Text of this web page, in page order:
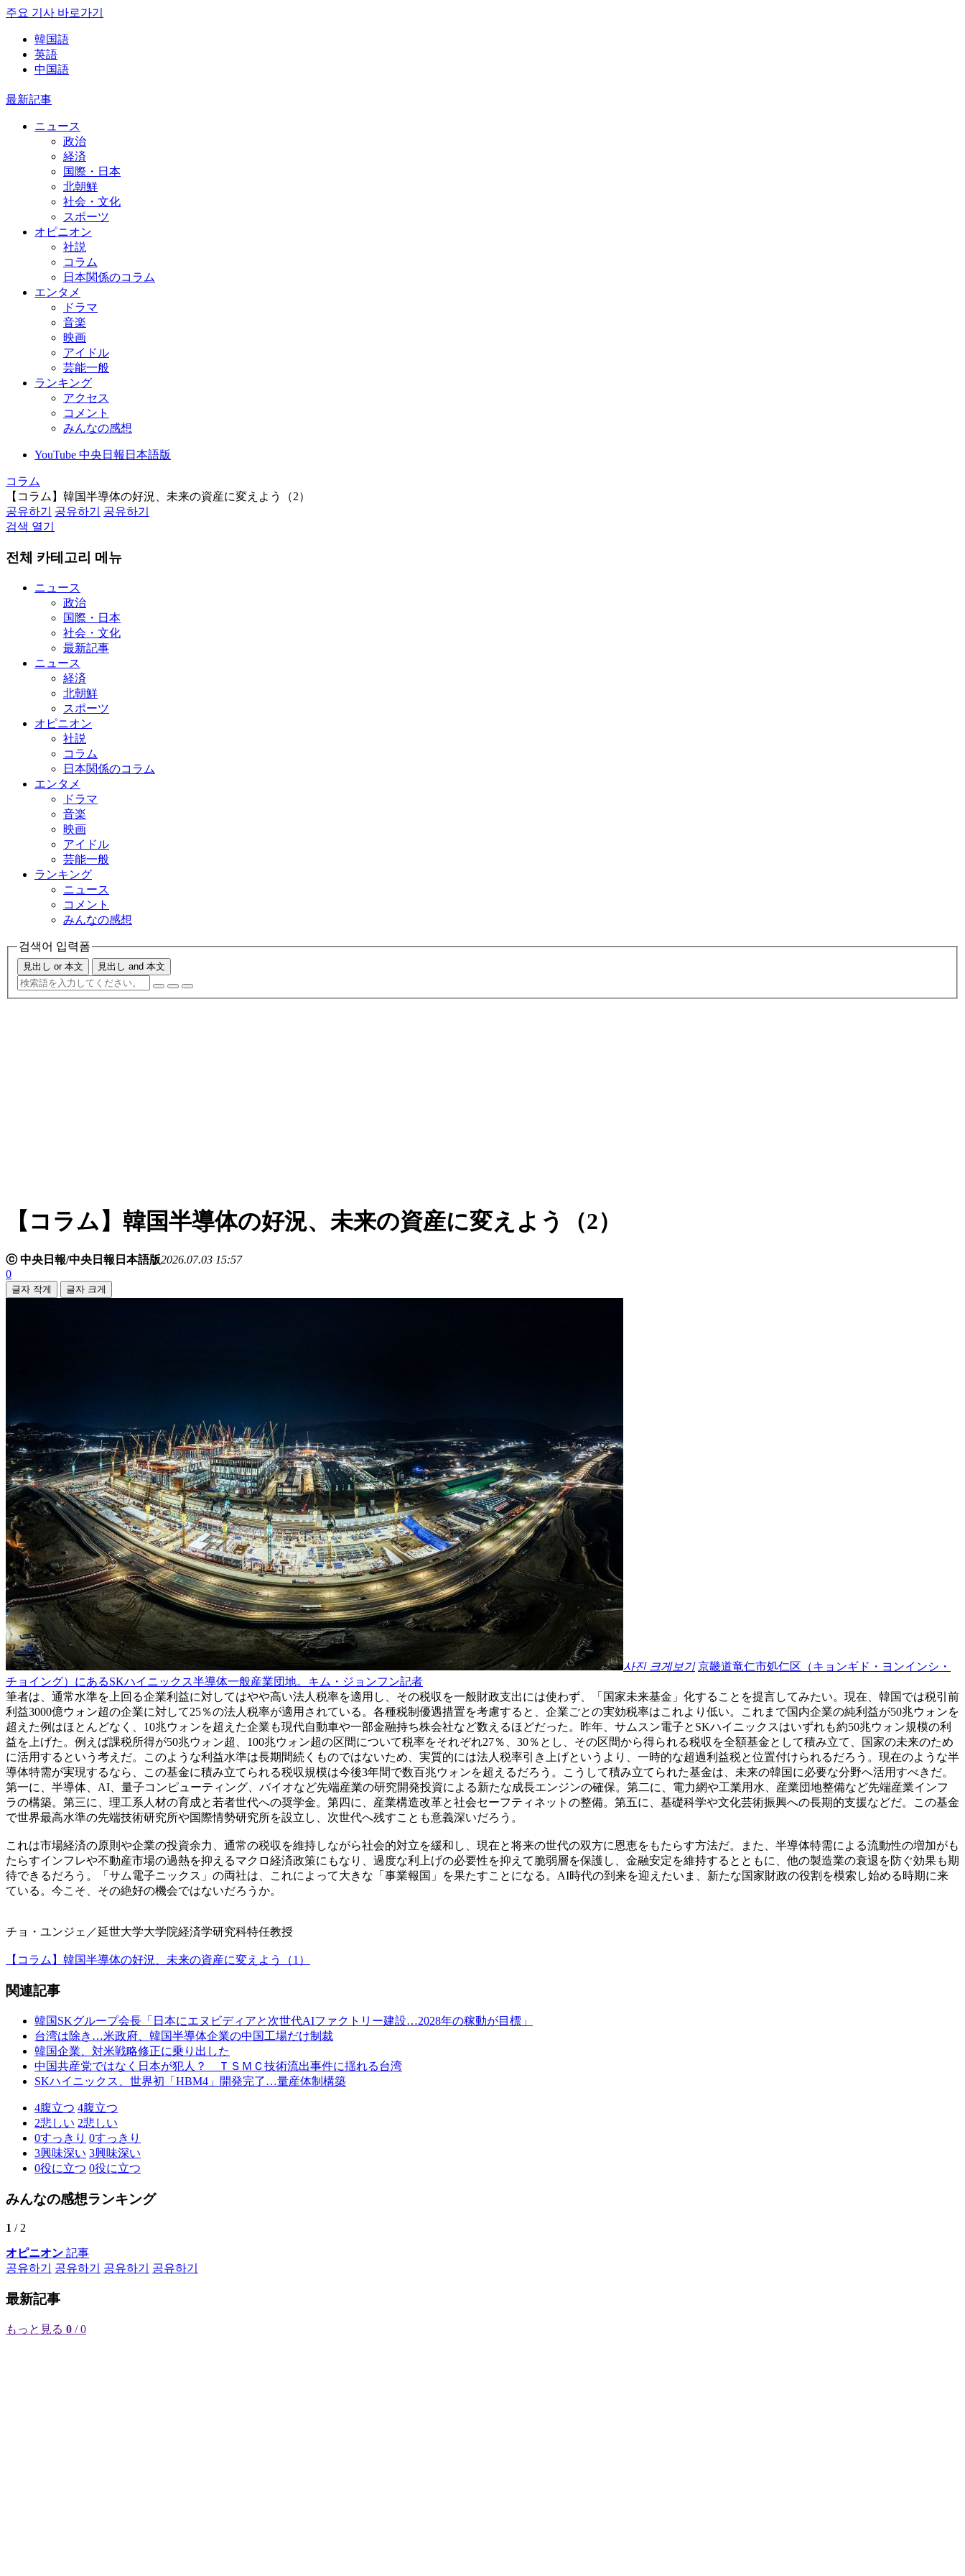
주요 기사 바로가기
韓国語
英語
中国語
最新記事
ニュース
政治
経済
国際・日本
北朝鮮
社会・文化
スポーツ
オピニオン
社説
コラム
日本関係のコラム
エンタメ
ドラマ
音楽
映画
アイドル
芸能一般
ランキング
アクセス
コメント
みんなの感想
YouTube 中央日報日本語版
コラム
【コラム】韓国半導体の好況、未来の資産に変えよう（2）
공유하기
공유하기
공유하기
검색 열기
전체 카테고리 메뉴
ニュース
政治
国際・日本
社会・文化
最新記事
ニュース
経済
北朝鮮
スポーツ
オピニオン
社説
コラム
日本関係のコラム
エンタメ
ドラマ
音楽
映画
アイドル
芸能一般
ランキング
ニュース
コメント
みんなの感想
검색어 입력폼
見出し or 本文 見出し and 本文
【コラム】韓国半導体の好況、未来の資産に変えよう（2）
ⓒ 中央日報/中央日報日本語版2026.07.03 15:57
0
글자 작게 글자 크게
사진 크게보기 京畿道竜仁市処仁区（キョンギド・ヨンインシ・
チョイング）にあるSKハイニックス半導体一般産業団地。キム・ジョンフン記者
筆者は、通常水準を上回る企業利益に対してはやや高い法人税率を適用し、その税収を一般財政支出には使わず、「国家未来基金」化することを提言してみたい。現在、韓国では税引前
利益3000億ウォン超の企業に対して25％の法人税率が適用されている。各種税制優遇措置を考慮すると、企業ごとの実効税率はこれより低い。これまで国内企業の純利益が50兆ウォンを
超えた例はほとんどなく、10兆ウォンを超えた企業も現代自動車や一部金融持ち株会社など数えるほどだった。昨年、サムスン電子とSKハイニックスはいずれも約50兆ウォン規模の利
益を上げた。例えば課税所得が50兆ウォン超、100兆ウォン超の区間について税率をそれぞれ27％、30％とし、その区間から得られる税収を全額基金として積み立て、国家の未来のため
に活用するという考えだ。このような利益水準は長期間続くものではないため、実質的には法人税率引き上げというより、一時的な超過利益税と位置付けられるだろう。現在のような半
導体特需が実現するなら、この基金に積み立てられる税収規模は今後3年間で数百兆ウォンを超えるだろう。こうして積み立てられた基金は、未来の韓国に必要な分野へ活用すべきだ。
第一に、半導体、AI、量子コンピューティング、バイオなど先端産業の研究開発投資による新たな成長エンジンの確保。第二に、電力網や工業用水、産業団地整備など先端産業インフ
ラの構築。第三に、理工系人材の育成と若者世代への奨学金。第四に、産業構造改革と社会セーフティネットの整備。第五に、基礎科学や文化芸術振興への長期的支援などだ。この基金
で世界最高水準の先端技術研究所や国際情勢研究所を設立し、次世代へ残すことも意義深いだろう。
これは市場経済の原則や企業の投資余力、通常の税収を維持しながら社会的対立を緩和し、現在と将来の世代の双方に恩恵をもたらす方法だ。また、半導体特需による流動性の増加がも
たらすインフレや不動産市場の過熱を抑えるマクロ経済政策にもなり、過度な利上げの必要性を抑えて脆弱層を保護し、金融安定を維持するとともに、他の製造業の衰退を防ぐ効果も期
待できるだろう。「サム電子ニックス」の両社は、これによって大きな「事業報国」を果たすことになる。AI時代の到来を迎えたいま、新たな国家財政の役割を模索し始める時期に来
ている。今こそ、その絶好の機会ではないだろうか。
チョ・ユンジェ／延世大学大学院経済学研究科特任教授
【コラム】韓国半導体の好況、未来の資産に変えよう（1）
関連記事
韓国SKグループ会長「日本にエヌビディアと次世代AIファクトリー建設…2028年の稼動が目標」
台湾は除き…米政府、韓国半導体企業の中国工場だけ制裁
韓国企業、対米戦略修正に乗り出した
中国共産党ではなく日本が犯人？ ＴＳＭＣ技術流出事件に揺れる台湾
SKハイニックス、世界初「HBM4」開発完了…量産体制構築
4腹立つ 4腹立つ
2悲しい 2悲しい
0すっきり 0すっきり
3興味深い 3興味深い
0役に立つ 0役に立つ
みんなの感想ランキング
1 / 2
オピニオン 記事
공유하기
공유하기 공유하기 공유하기
最新記事
もっと見る 0 / 0